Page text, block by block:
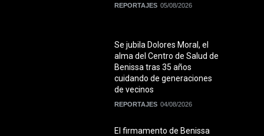
REPORTAJES 05/08/2026
Se jubila Dolores Moral, el
alma del Centro de Salud de
Benissa tras 35 años
cuidando de generaciones
de vecinos
REPORTAJES 04/08/2026
El firmamento de Benissa